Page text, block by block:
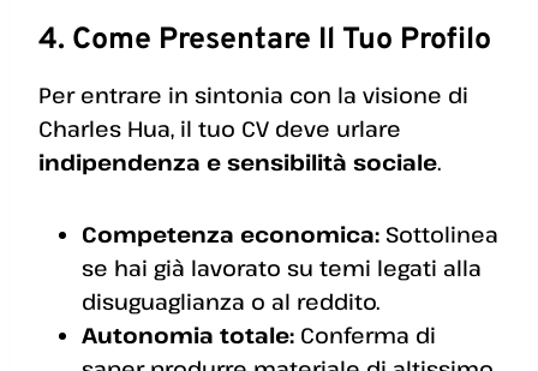
4. Come Presentare Il Tuo Profilo
Per entrare in sintonia con la visione di
Charles Hua, il tuo CV deve urlare
indipendenza e sensibilità sociale.
Competenza economica: Sottolinea
se hai già lavorato su temi legati alla
disuguaglianza o al reddito.
Autonomia totale: Conferma di